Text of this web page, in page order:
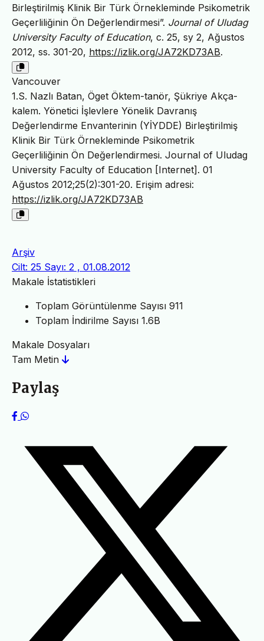
Birleştirilmiş Klinik Bir Türk Örnekleminde Psikometrik
Geçerliliğinin Ön Değerlendirmesi”. Journal of Uludag
University Faculty of Education, c. 25, sy 2, Ağustos
2012, ss. 301-20, https://izlik.org/JA72KD73AB.
Vancouver
1.S. Nazlı Batan, Öget Öktem-tanör, Şükriye Akça-
kalem. Yönetici İşlevlere Yönelik Davranış
Değerlendirme Envanterinin (YİYDDE) Birleştirilmiş
Klinik Bir Türk Örnekleminde Psikometrik
Geçerliliğinin Ön Değerlendirmesi. Journal of Uludag
University Faculty of Education [Internet]. 01
Ağustos 2012;25(2):301-20. Erişim adresi:
https://izlik.org/JA72KD73AB
Arşiv
Cilt: 25 Sayı: 2 , 01.08.2012
Makale İstatistikleri
Toplam Görüntülenme Sayısı 911
Toplam İndirilme Sayısı 1.6B
Makale Dosyaları
Tam Metin
Paylaş